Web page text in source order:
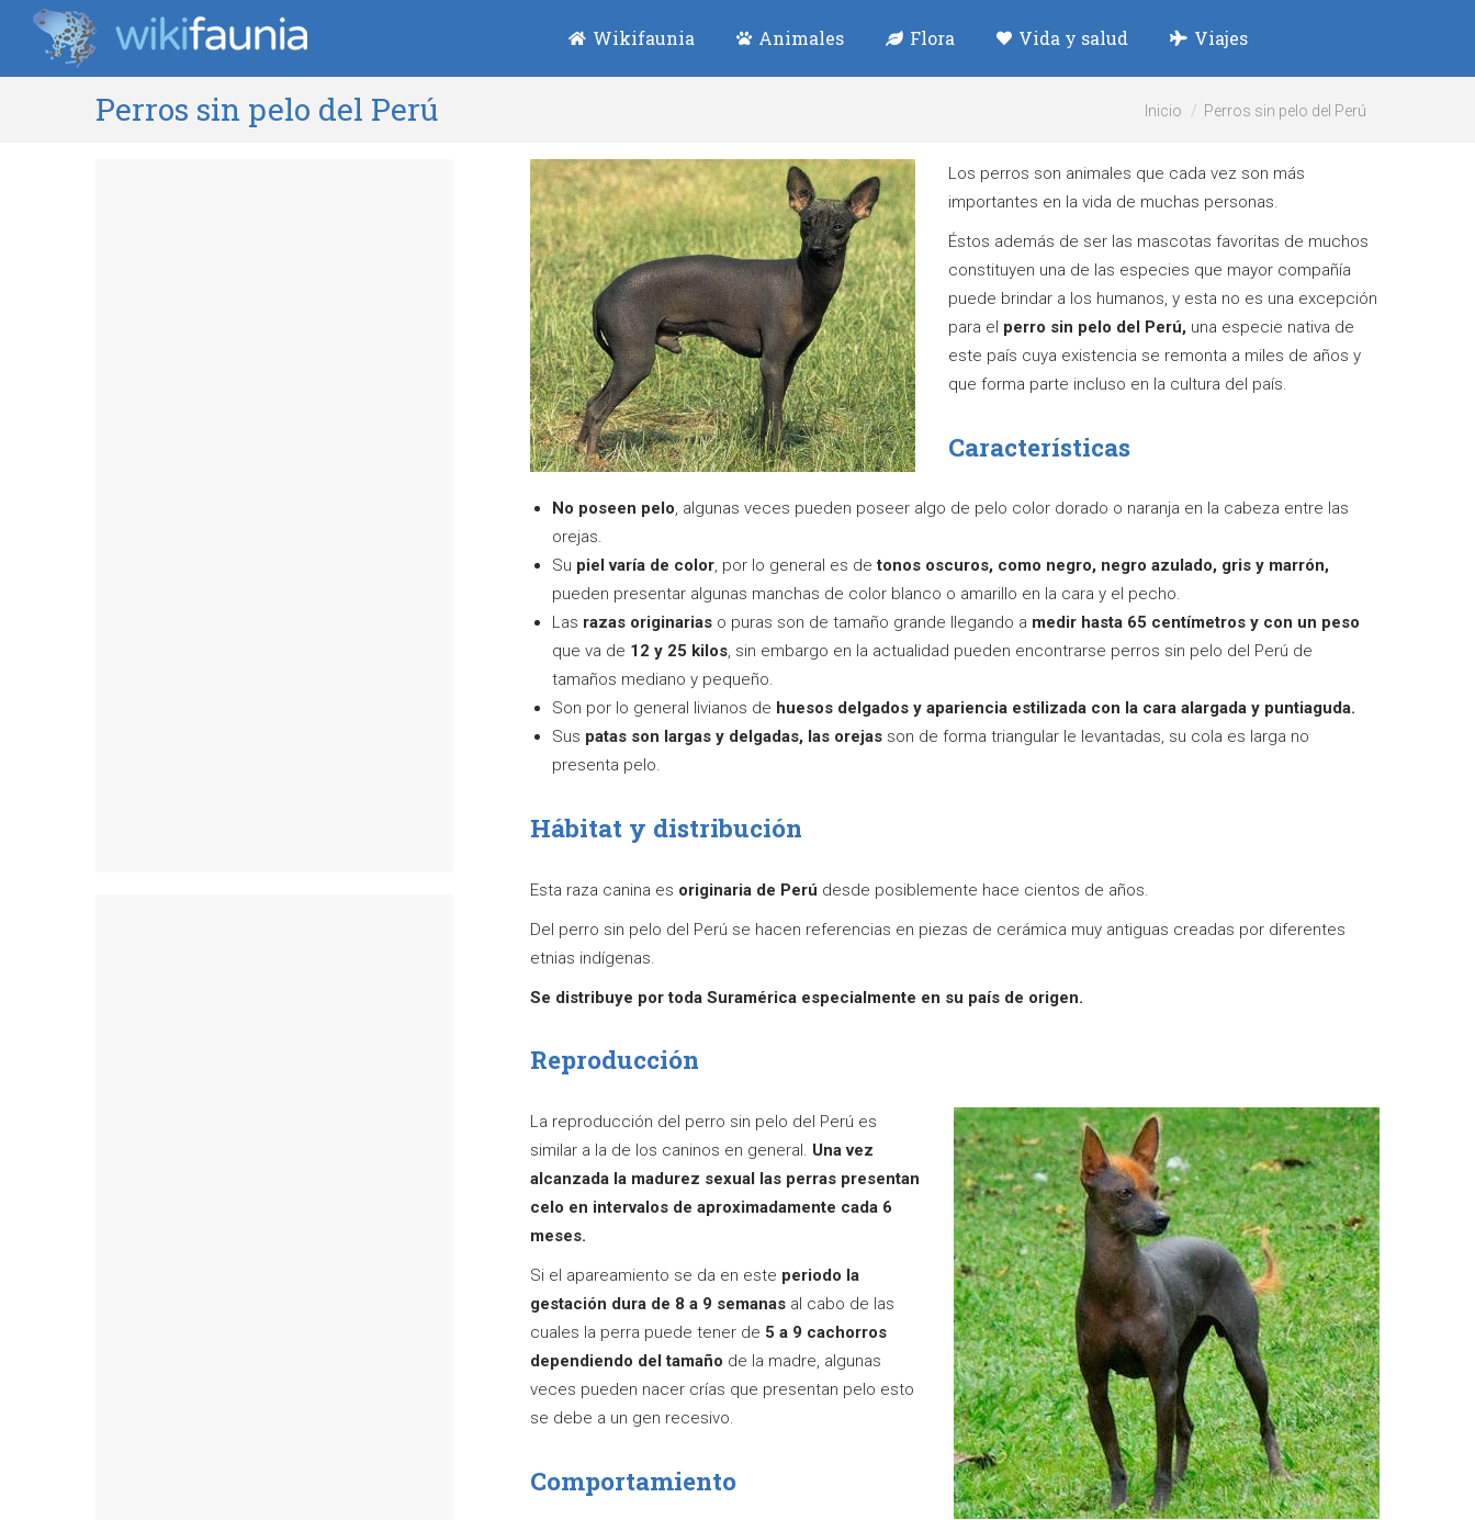
Wikifaunia Animales Flora Vida y salud Viajes
Perros sin pelo del Perú Estás aquí:
Inicio Perros sin pelo del Perú
Los perros son animales que cada vez son más
importantes en la vida de muchas personas.
Éstos además de ser las mascotas favoritas de muchos
constituyen una de las especies que mayor compañía
puede brindar a los humanos, y esta no es una excepción
para el perro sin pelo del Perú, una especie nativa de
este país cuya existencia se remonta a miles de años y
que forma parte incluso en la cultura del país.
Características
No poseen pelo, algunas veces pueden poseer algo de pelo color dorado o naranja en la cabeza entre las
orejas.
Su piel varía de color, por lo general es de tonos oscuros, como negro, negro azulado, gris y marrón,
pueden presentar algunas manchas de color blanco o amarillo en la cara y el pecho.
Las razas originarias o puras son de tamaño grande llegando a medir hasta 65 centímetros y con un peso
que va de 12 y 25 kilos, sin embargo en la actualidad pueden encontrarse perros sin pelo del Perú de
tamaños mediano y pequeño.
Son por lo general livianos de huesos delgados y apariencia estilizada con la cara alargada y puntiaguda.
Sus patas son largas y delgadas, las orejas son de forma triangular le levantadas, su cola es larga no
presenta pelo.
Hábitat y distribución
Esta raza canina es originaria de Perú desde posiblemente hace cientos de años.
Del perro sin pelo del Perú se hacen referencias en piezas de cerámica muy antiguas creadas por diferentes
etnias indígenas.
Se distribuye por toda Suramérica especialmente en su país de origen.
Reproducción
La reproducción del perro sin pelo del Perú es
similar a la de los caninos en general. Una vez
alcanzada la madurez sexual las perras presentan
celo en intervalos de aproximadamente cada 6
meses.
Si el apareamiento se da en este periodo la
gestación dura de 8 a 9 semanas al cabo de las
cuales la perra puede tener de 5 a 9 cachorros
dependiendo del tamaño de la madre, algunas
veces pueden nacer crías que presentan pelo esto
se debe a un gen recesivo.
Comportamiento